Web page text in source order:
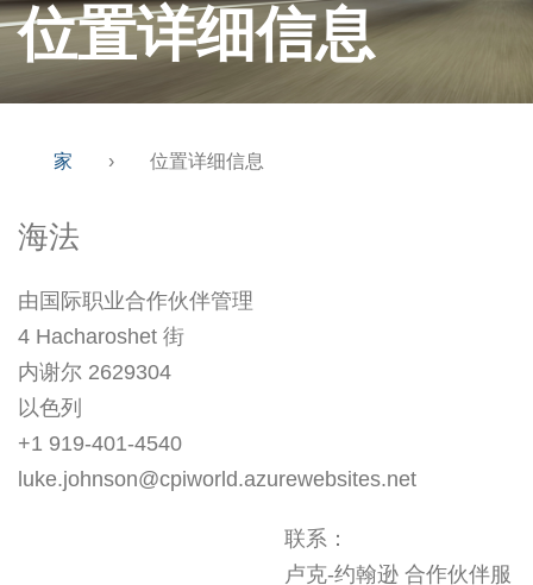
位置详细信息
家 › 位置详细信息
海法
由国际职业合作伙伴管理
4 Hacharoshet 街
内谢尔 2629304
以色列
+1 919-401-4540
luke.johnson@cpiworld.azurewebsites.net
联系：
卢克-约翰逊 合作伙伴服